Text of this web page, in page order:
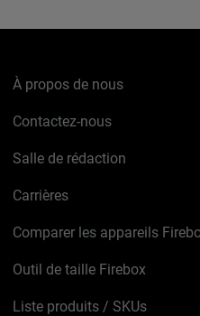
À propos de nous
Contactez-nous
Salle de rédaction
Carrières
Comparer les appareils
Outil de taille Firebox
Liste produits / SKUs